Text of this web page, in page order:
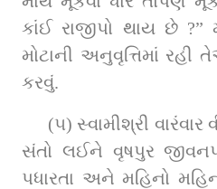
કાંઈ રાજીપો થાય છે ?”
મોટાની અનુવૃત્ત‍િમાં
કરવું.
(૫) સ્‍વામીશ્રી
સંતો લઈને વૃષપુર
પધારતા અને મહિનો